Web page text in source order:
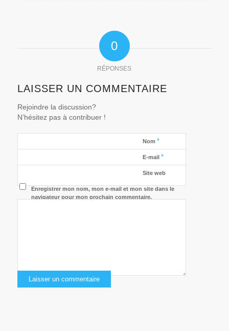
0
RÉPONSES
LAISSER UN COMMENTAIRE
Rejoindre la discussion?
N’hésitez pas à contribuer !
Nom *
E-mail *
Site web
Enregistrer mon nom, mon e-mail et mon site dans le
navigateur pour mon prochain commentaire.